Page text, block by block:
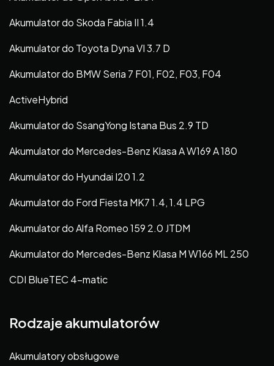
Akumulator do Skoda Fabia II 1.4
Akumulator do Toyota Dyna VI 3.7 D
Akumulator do BMW Seria 7 F01, F02, F03, F04
ActiveHybrid
Akumulator do SsangYong Istana Bus 2.9 TD
Akumulator do Mercedes-Benz Klasa A W169 A 180
Akumulator do Hyundai I20 1.2
Akumulator do Ford Fiesta MK7 1.4, 1.4 LPG
Akumulator do Alfa Romeo 159 2.0 JTDM
Akumulator do Mercedes-Benz Klasa M W166 ML 250
CDI BlueTEC 4-matic
Rodzaje akumulatorów
Akumulatory obsługowe